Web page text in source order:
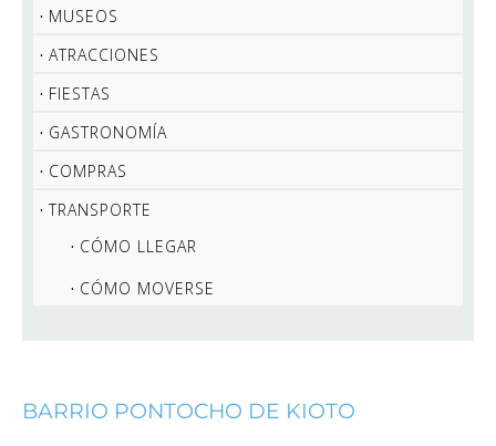
MUSEOS
ATRACCIONES
FIESTAS
GASTRONOMÍA
COMPRAS
TRANSPORTE
CÓMO LLEGAR
CÓMO MOVERSE
BARRIO PONTOCHO DE KIOTO